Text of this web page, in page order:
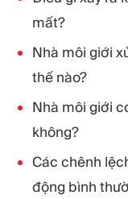
mất?
Nhà môi giới
thế nào?
Nhà môi giới
không?
Các chênh
động bình